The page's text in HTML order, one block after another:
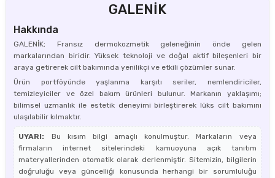
GALENİK
Hakkında
GALENİK; Fransız dermokozmetik geleneğinin önde gelen
markalarından biridir. Yüksek teknoloji ve doğal aktif bileşenleri bir
araya getirerek cilt bakımında yenilikçi ve etkili çözümler sunar.
Ürün portföyünde yaşlanma karşıtı seriler, nemlendiriciler,
temizleyiciler ve özel bakım ürünleri bulunur. Markanın yaklaşımı;
bilimsel uzmanlık ile estetik deneyimi birleştirerek lüks cilt bakımını
ulaşılabilir kılmaktır.
UYARI:
Bu kısım bilgi amaçlı konulmuştur. Markaların veya
firmaların internet sitelerindeki kamuoyuna açık tanıtım
materyallerinden otomatik olarak derlenmiştir. Sitemizin, bilgilerin
doğruluğu veya güncelliği konusunda herhangi bir sorumluluğu